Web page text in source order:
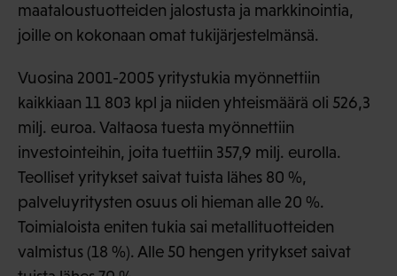
maataloustuotteiden jalostusta ja markkinointia,
joille on kokonaan omat tukijärjestelmänsä.
Vuosina 2001-2005 yritystukia myönnettiin
kaikkiaan 11 803 kpl ja niiden yhteismäärä oli 526,3
milj. euroa. Valtaosa tuesta myönnettiin
investointeihin, joita tuettiin 357,9 milj. eurolla.
Teolliset yritykset saivat tuista lähes 80 %,
palveluyritysten osuus oli hieman alle 20 %.
Toimialoista eniten tukia sai metallituotteiden
valmistus (18 %). Alle 50 hengen yritykset saivat